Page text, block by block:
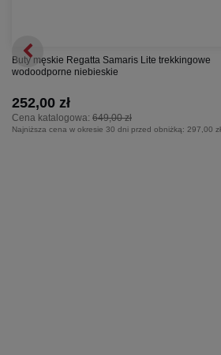
Buty męskie Regatta Samaris Lite trekkingowe
wodoodporne niebieskie
Cena katalogowa: 649,00 zł
252,00 zł
Najniższa cena w okresie 30 dni przed obniżką: 297,00 zł